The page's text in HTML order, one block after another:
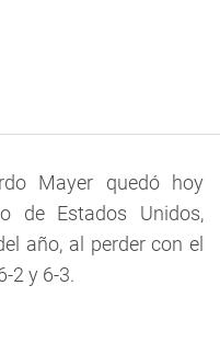
Mayer quedó hoy
de Estados Unidos,
año, al perder con el
2 y 6-3.